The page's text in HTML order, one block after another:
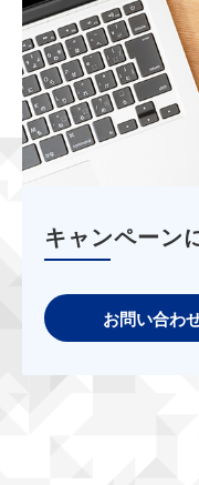
キャンペーン
お問い合わ